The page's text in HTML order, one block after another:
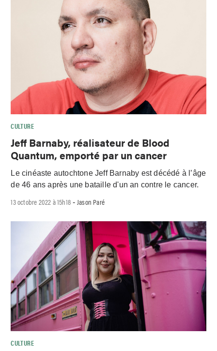
CULTURE
Jeff Barnaby, réalisateur de Blood
Quantum, emporté par un cancer
Le cinéaste autochtone Jeff Barnaby est décédé à l’âge
de 46 ans après une bataille d'un an contre le cancer.
13 octobre 2022 à 15h18 - Jason Paré
CULTURE